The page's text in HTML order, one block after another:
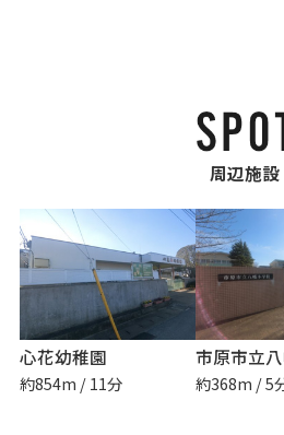
周辺施設
心花幼稚園
約854m / 11分
市原市立
約368m / 5